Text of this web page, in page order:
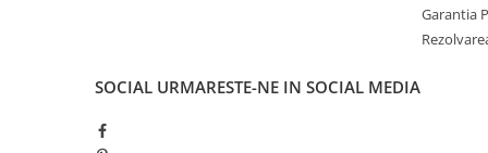
Garantia
SOCIAL URMARESTE-NE IN SOCIAL MEDIA